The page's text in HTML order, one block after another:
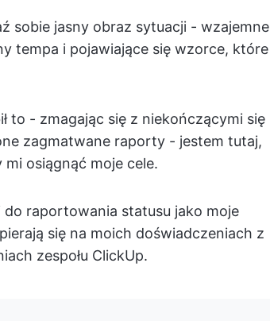
sobie jasny obraz sytuacji - wzajemne
tempa i pojawiające się wzorce, które
to - zmagając się z niekończącymi się
zagmatwane raporty - jestem tutaj,
osiągnąć moje cele.
do raportowania statusu jako moje
się na moich doświadczeniach z
zespołu ClickUp.